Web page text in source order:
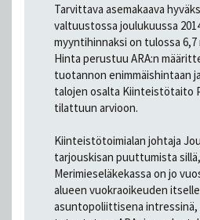
Tarvittava asemakaava
valtuustossa joulukuussa
myyntihinnaksi on tulossa 6,7
Hinta perustuu ARA:n
tuotannon enimmäishintaan
talojen osalta Kiinteistötaito
tilattuun arvioon.
Kiinteistötoimialan johtaja
tarjouskisan puuttumista
Merimieseläkekassa on jo
alueen vuokraoikeuden
asuntopoliittisena